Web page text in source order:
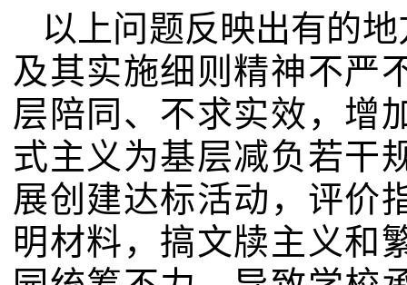
以上问题反映出有的
及其实施细则精神不严
层陪同、不求实效，增
式主义为基层减负若干
展创建达标活动，评价
明材料，搞文牍主义和